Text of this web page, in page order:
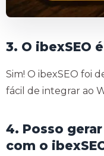
3. O ibexSEO
Sim! O ibexSEO foi
fácil de integrar ao
4. Posso
com o